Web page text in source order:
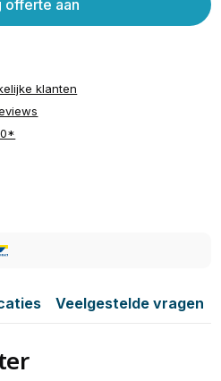
offerte aan
klanten
Veelgestelde vragen